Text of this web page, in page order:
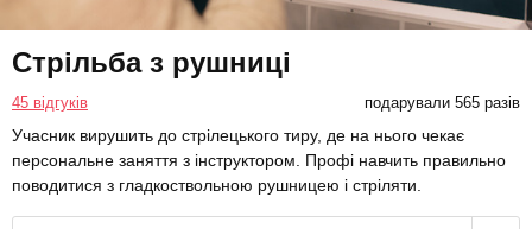
Стрільба з рушниці
45 відгуків подарували 565 разів
Учасник вирушить до стрілецького тиру, де на нього чекає
персональне заняття з інструктором. Профі навчить правильно
поводитися з гладкоствольною рушницею і стріляти.